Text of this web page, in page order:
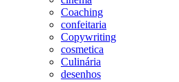
Coaching
confeitaria
Copywriting
cosmetica
Culinária
desenhos